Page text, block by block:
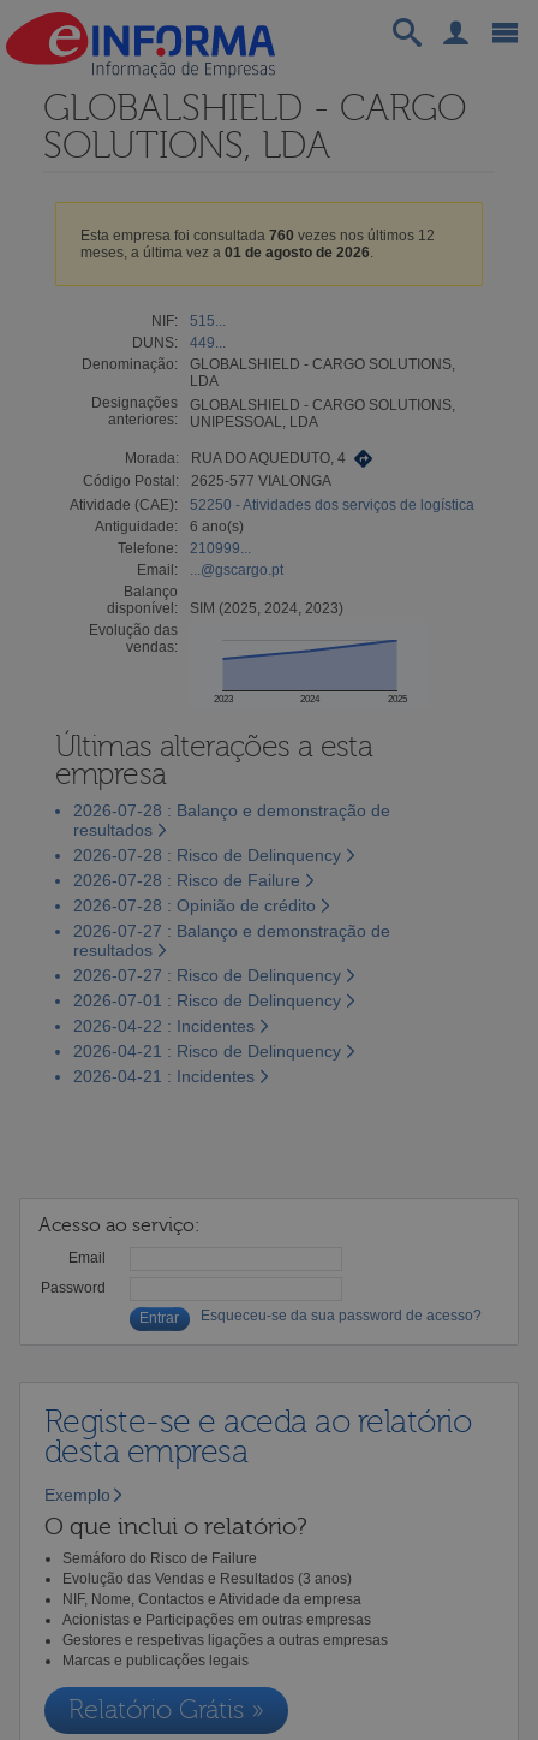
GLOBALSHIELD - CARGO
SOLUTIONS, LDA
Esta empresa foi consultada 760 vezes nos últimos 12
meses, a última vez a 01 de agosto de 2026.
NIF:
515...
DUNS:
449...
Denominação:
GLOBALSHIELD - CARGO SOLUTIONS,
LDA
Designações
anteriores:
GLOBALSHIELD - CARGO SOLUTIONS,
UNIPESSOAL, LDA
Morada:
RUA DO AQUEDUTO, 4
Código Postal:
2625-577 VIALONGA
Atividade (CAE):
52250 - Atividades dos serviços de logística
Antiguidade:
6 ano(s)
Telefone:
210999...
Email:
...@gscargo.pt
Balanço
disponível:
SIM (2025, 2024, 2023)
Evolução das
vendas:
2023 2024 2025
Últimas alterações a esta
empresa
2026-07-28 : Balanço e demonstração de
resultados
2026-07-28 : Risco de Delinquency
2026-07-28 : Risco de Failure
2026-07-28 : Opinião de crédito
2026-07-27 : Balanço e demonstração de
resultados
2026-07-27 : Risco de Delinquency
2026-07-01 : Risco de Delinquency
2026-04-22 : Incidentes
2026-04-21 : Risco de Delinquency
2026-04-21 : Incidentes
Acesso ao serviço:
Email
Password
Esqueceu-se da sua password de acesso?
Registe-se e aceda ao relatório
desta empresa
Exemplo
O que inclui o relatório?
Semáforo do Risco de Failure
Evolução das Vendas e Resultados (3 anos)
NIF, Nome, Contactos e Atividade da empresa
Acionistas e Participações em outras empresas
Gestores e respetivas ligações a outras empresas
Marcas e publicações legais
Relatório Grátis »